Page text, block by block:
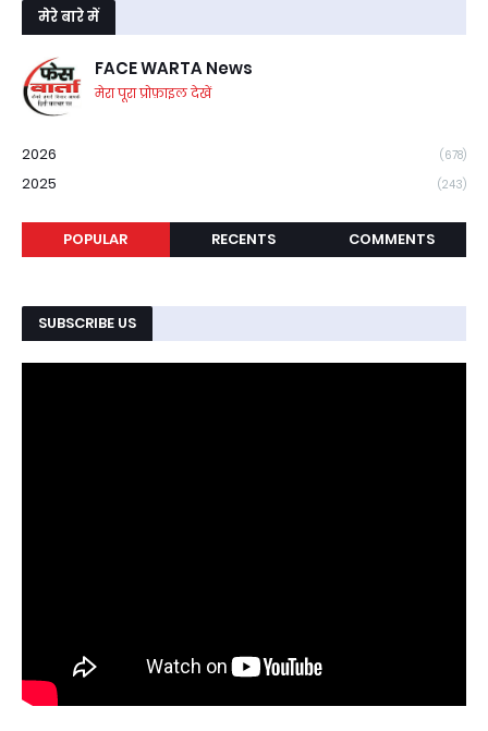
मेरे बारे में
FACE WARTA News
मेरा पूरा प्रोफ़ाइल देखें
2026 (678)
2025 (243)
POPULAR RECENTS COMMENTS
SUBSCRIBE US